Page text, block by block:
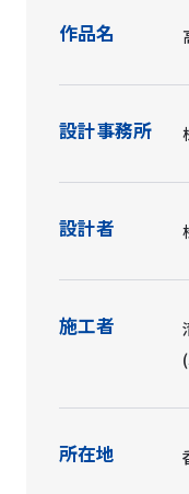
作品名
設計事務所
設計者
施工者
所在地